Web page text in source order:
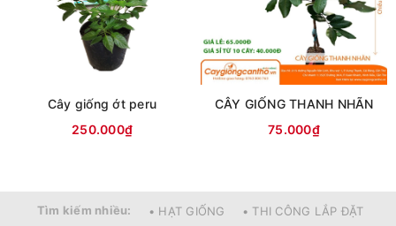
– Nhân giống bằng cách ghép hoặc trồng hạt, chiết cành
nhưng chủ yếu bằng cách ghép vì đảm bảo được chất
cao hơn cây trồng từ nhánh chiết.
– Trái lớn nhất trong số các giống nhãn có trên thị trường,
Cây giống ớt peru
250.000₫
CÂY GIỐNG THANH NHÃN
75.000₫
Tìm kiếm nhiều: • HẠT GIỐNG • THI CÔNG LẮP ĐẶT